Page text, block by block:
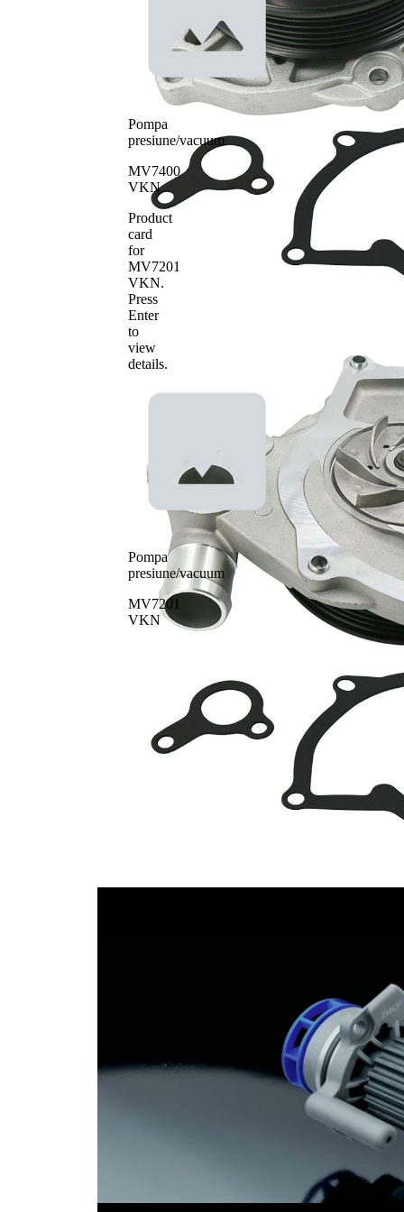
transmizie
cu
caneluri
Material roata
pale - pompa
metal
Pompa
presiune/vacuum
MV7400
VKN
Product
card
for
MV7201
VKN.
Press
Enter
to
view
details.
Pompa
presiune/vacuum
MV7201
VKN